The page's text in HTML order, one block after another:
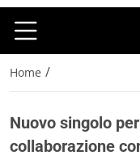
Home /
Nuovo singolo
collaborazione